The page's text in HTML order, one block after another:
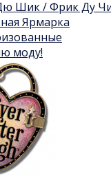
Шик / Фрик Ду
Ярмарка
моду!